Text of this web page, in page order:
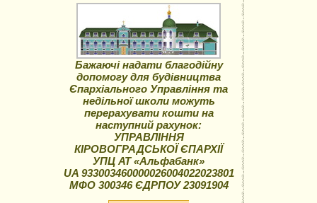
Бажаючі надати благодійну
допомогу для будівництва
Єпархіального Управління та
недільної школи можуть
перерахувати кошти на
наступний рахунок:
УПРАВЛІННЯ
КІРОВОГРАДСЬКОЇ ЄПАРХІЇ
УПЦ АТ «Альфабанк»
UA 933003460000026004022023801
МФО 300346 ЄДРПОУ 23091904